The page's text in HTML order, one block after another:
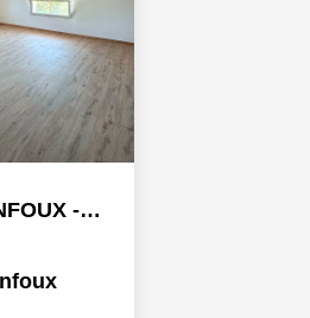
CORNILLON-CONFOUX - Appartement 2 pièce(s) 43.53 m2 -...